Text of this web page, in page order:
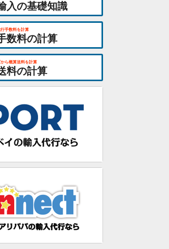
入の基礎知識
手数料を計算
数料の計算
ら概算送料を計算
料の計算